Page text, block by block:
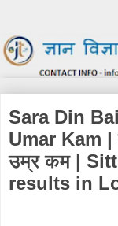
Sara Din
Umar Kam |
उम्र कम |
results in